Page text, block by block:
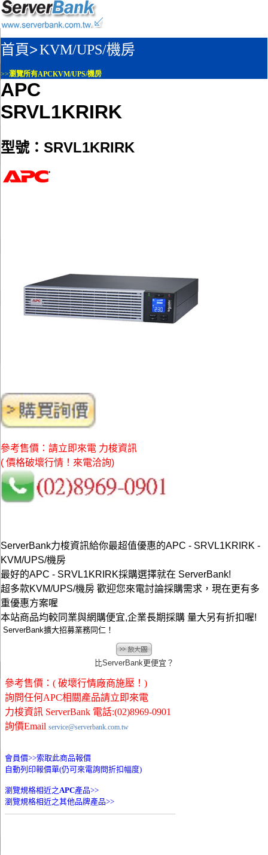
首頁>KVM/UPS/機房
>>瀏覽所有APCKVM/UPS/機房
APC
SRVL1KRIRK
型號：SRVL1KRIRK
參考售價：請立即來電 力梭資訊
( 價格破壞行情！來電洽詢)
ServerBank力梭資訊給你最超值優惠的APC - SRVL1KRIRK -
KVM/UPS/機房
最好的APC - SRVL1KRIRK採購選擇就在 ServerBank!
超多款KVM/UPS/機房 歡迎您來電討論採購需求，現在更有多
重優惠方案喔
本站商品均較同業與網購便宜,企業長期採購 量大另有折扣喔!
ServerBank擴大招募業務同仁！
比ServerBank更便宜？
參考售價：( 破壞行情廠商施壓！)
詢問任何APC相關產品請立即來電
力梭資訊 ServerBank 電話:(02)8969-0901
詢價Email service@serverbank.com.tw
會員價>>索取此商品報價
自動列印報價單(仍可來電詢問折扣幅度)
瀏覽規格相近之APC產品>>
瀏覽規格相近之其他品牌產品>>